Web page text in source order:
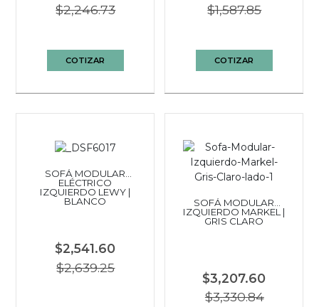
$2,246.73
COTIZAR
$1,587.85
COTIZAR
SOFÁ MODULAR
ELÉCTRICO
IZQUIERDO LEWY |
BLANCO
$2,541.60
$2,639.25
SOFÁ MODULAR
IZQUIERDO MARKEL |
GRIS CLARO
$3,207.60
$3,330.84